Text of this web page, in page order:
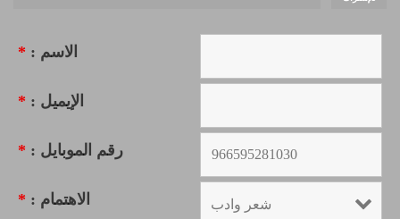
الاسم : *
الإيميل : *
رقم الموبايل : *
الاهتمام : *